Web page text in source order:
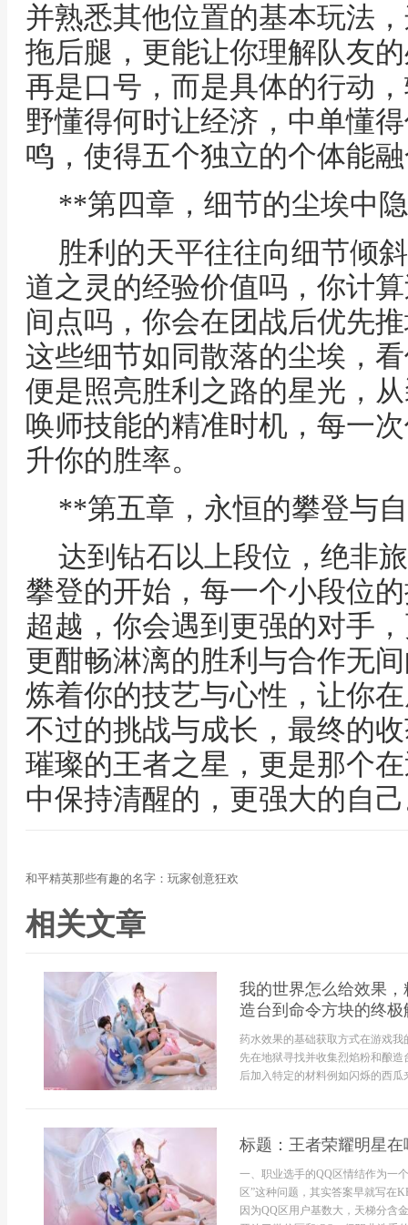
并熟悉其他位置的基本玩法
拖后腿，更能让你理解队友
再是口号，而是具体的行动
野懂得何时让经济，中单懂
鸣，使得五个独立的个体能
**第四章，细节的尘埃中
胜利的天平往往向细节倾
道之灵的经验价值吗，你计
间点吗，你会在团战后优先
这些细节如同散落的尘埃，
便是照亮胜利之路的星光，
唤师技能的精准时机，每一
升你的胜率。
**第五章，永恒的攀登与
达到钻石以上段位，绝非
攀登的开始，每一个小段位
超越，你会遇到更强的对手
更酣畅淋漓的胜利与合作无
炼着你的技艺与心性，让你
不过的挑战与成长，最终的
璀璨的王者之星，更是那个
中保持清醒的，更强大的自
和平精英那些有趣的名字：玩家创意狂欢
相关文章
我的世界怎么给效果
造台到命令方块的终极
药水效果的基础获取方式在游戏
先在地狱寻找并收集烈焰粉和酿
后加入特定的材料例如闪烁的西瓜
标题：王者荣耀明星
一、职业选手的QQ区情结作为一
区”这种问题，其实答案早就写在
因为QQ区用户基数大，天梯分含